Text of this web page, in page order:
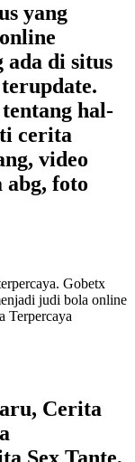
yang
ada di situs
hal-
cerita
video
abg, foto
. Gobetx
judi bola online
Terpercaya
Cerita
Sex Tante,